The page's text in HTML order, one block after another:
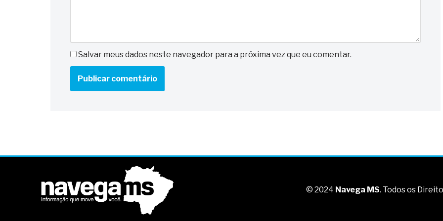
Salvar meus dados neste navegador para a próxima vez que eu comentar.
© 2024 Navega MS. Todos os